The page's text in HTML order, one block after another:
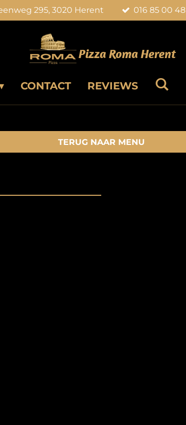
295, 3020 Herent 016 85 00 48
Pizza Roma Herent
CONTACT REVIEWS
TERUG NAAR MENU